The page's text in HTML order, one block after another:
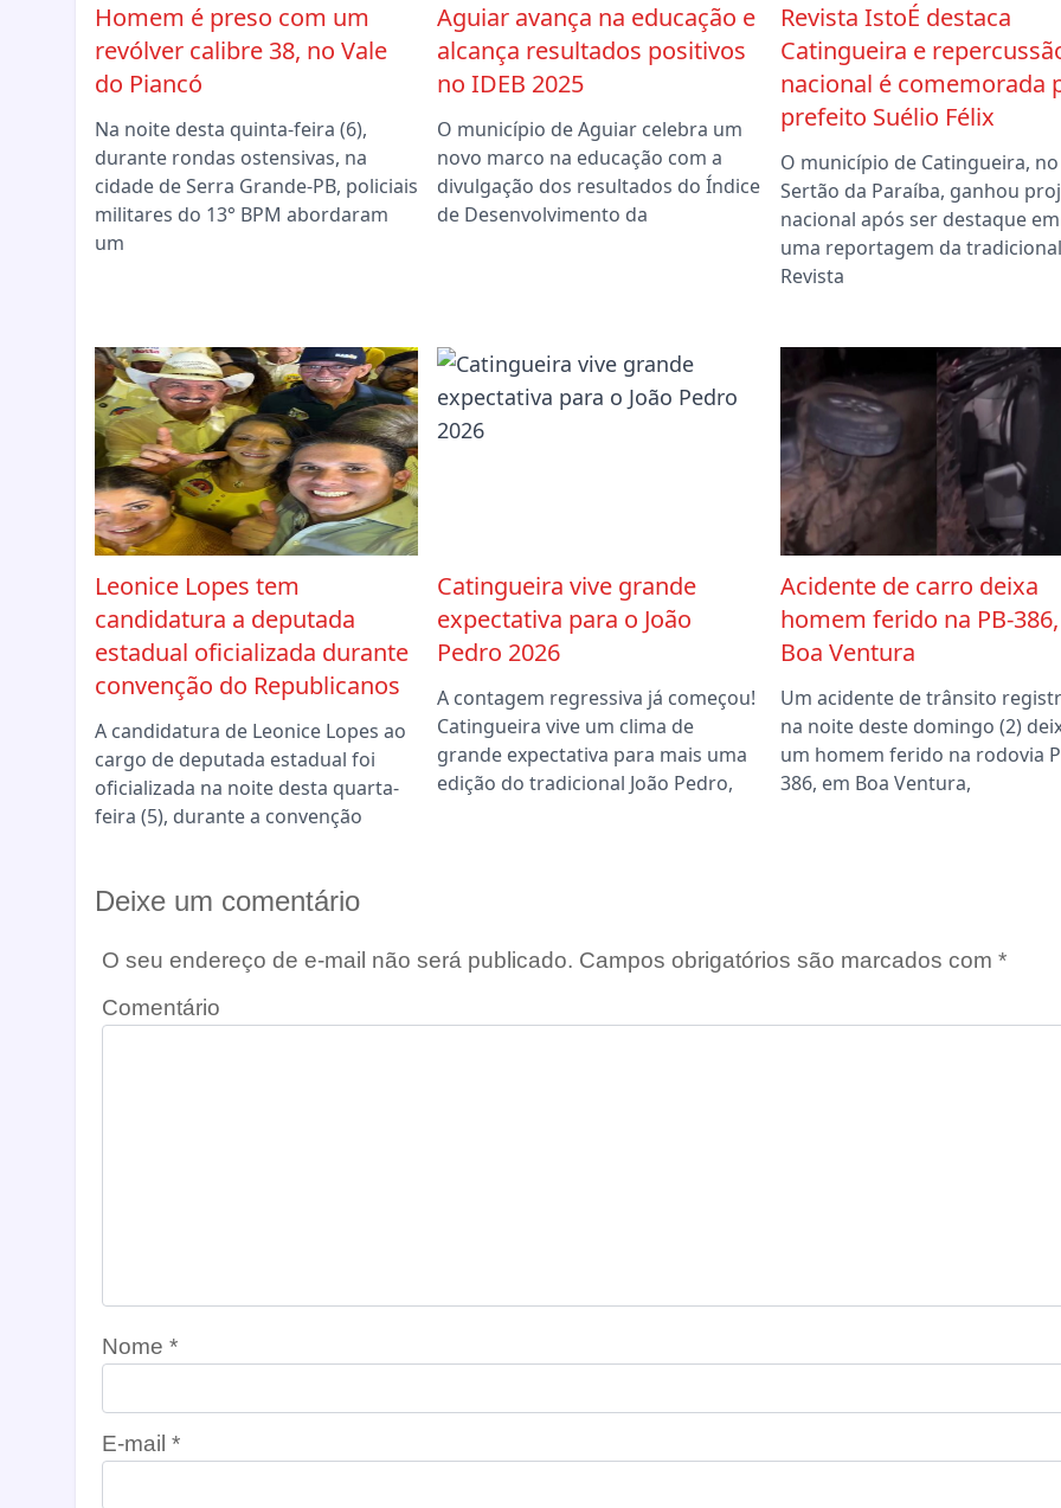
Homem é preso com um
revólver calibre 38, no Vale
do Piancó
Na noite desta quinta-feira (6),
durante rondas ostensivas, na
cidade de Serra Grande-PB, policiais
militares do 13° BPM abordaram
um
Aguiar avança na educação e
alcança resultados positivos
no IDEB 2025
O município de Aguiar celebra um
novo marco na educação com a
divulgação dos resultados do Índice
de Desenvolvimento da
Revista IstoÉ destaca
Catingueira e
nacional é comemorada
prefeito Suélio Félix
O município de Catingueira, no
Sertão da Paraíba, ganhou
nacional após ser destaque em
uma reportagem da tradicional
Revista
Leonice Lopes tem
candidatura a deputada
estadual oficializada durante
convenção do Republicanos
A candidatura de Leonice Lopes ao
cargo de deputada estadual foi
oficializada na noite desta quarta-
feira (5), durante a convenção
Catingueira vive grande
expectativa para o João
Pedro 2026
A contagem regressiva já começou!
Catingueira vive um clima de
grande expectativa para mais uma
edição do tradicional João Pedro,
Acidente de carro deixa
homem ferido na PB-
Boa Ventura
Um acidente de trânsito
na noite deste domingo (2)
um homem ferido na rodovia
386, em Boa Ventura,
Deixe um comentário
O seu endereço de e-mail não será publicado. Campos obrigatórios são marcados com *
Comentário
Nome *
E-mail *